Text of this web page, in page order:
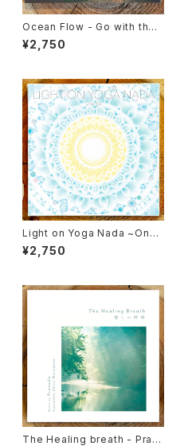
Ocean Flow - Go with the f
low（CD）
¥2,750
Light on Yoga Nada ~Onen
ess~ / V.A. (CD)
¥2,750
The Healing breath - Pran